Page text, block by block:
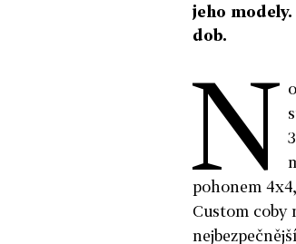
jeho
dob.
N
pohonem
Custom coby